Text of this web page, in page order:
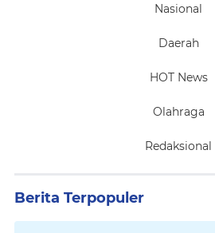
Nasional
Daerah
HOT News
Olahraga
Redaksional
Berita Terpopuler